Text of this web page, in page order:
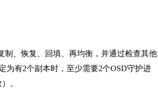
制、恢复、回填、再均衡，并通过检查其他
为有2个副本时，至少需要2个OSD守护进
。